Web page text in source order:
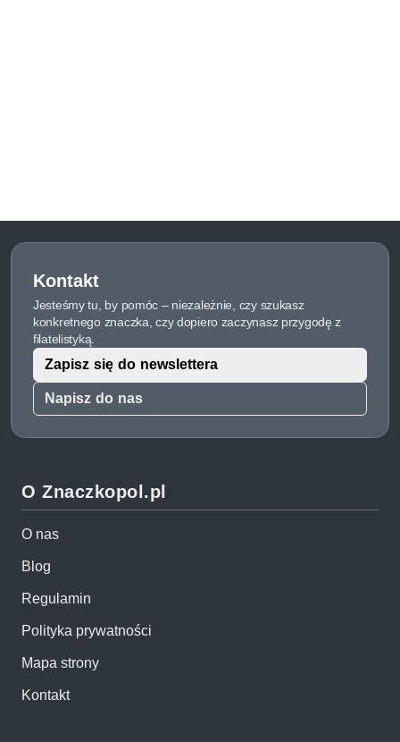
Kontakt
Jesteśmy tu, by pomóc – niezależnie, czy szukasz
konkretnego znaczka, czy dopiero zaczynasz przygodę z
filatelistyką.
Napisz do nas
Zapisz się do newslettera
O Znaczkopol.pl
O nas
Blog
Regulamin
Polityka prywatności
Mapa strony
Kontakt